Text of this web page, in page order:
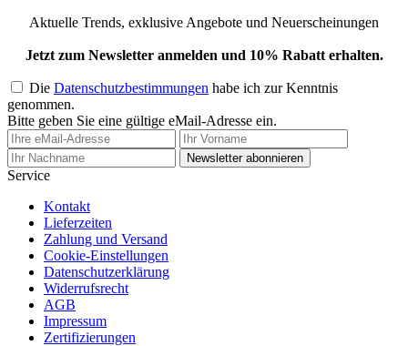
Aktuelle Trends, exklusive Angebote und Neuerscheinungen
Jetzt zum Newsletter anmelden und 10% Rabatt erhalten.
Die Datenschutzbestimmungen habe ich zur Kenntnis
genommen.
Bitte geben Sie eine gültige eMail-Adresse ein.
Newsletter abonnieren
Service
Kontakt
Lieferzeiten
Zahlung und Versand
Cookie-Einstellungen
Datenschutzerklärung
Widerrufsrecht
AGB
Impressum
Zertifizierungen